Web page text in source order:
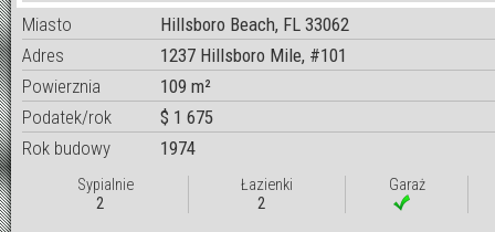
Miasto
Hillsboro Beach, FL 33062
Adres
1237 Hillsboro Mile, #101
Powierznia
109 m²
Podatek/rok
$ 1 675
Rok budowy
1974
Sypialnie
2
Łazienki
2
Garaż